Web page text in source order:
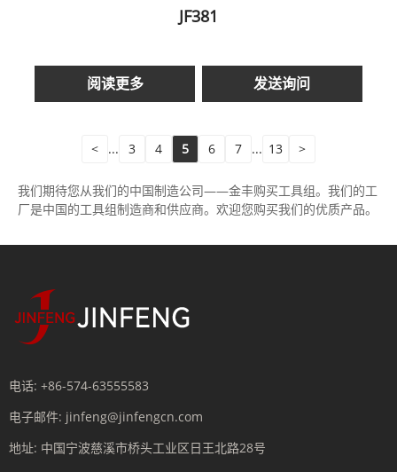
JF381
阅读更多 发送询问
< ... 3 4 5 6 7 ... 13 >
我们期待您从我们的中国制造公司——金丰购买工具组。我们的工
厂是中国的工具组制造商和供应商。欢迎您购买我们的优质产品。
电话: +86-574-63555583
电子邮件: jinfeng@jinfengcn.com
地址: 中国宁波慈溪市桥头工业区日王北路28号